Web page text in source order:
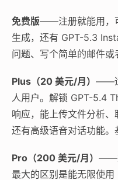
免费版——注册就能用，
生成，还有 GPT-5.3
问题、写个简单的邮件或
Plus（20 美元/月） ——
人用户。解锁 GPT-5.4
响应，能上传文件分析、
还有高级语音对话功能。
Pro（200 美元/月） ——
最大的区别是能无限使